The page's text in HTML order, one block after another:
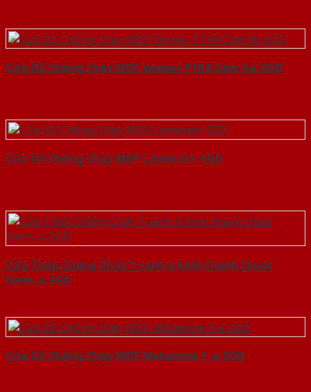
Cửa Gỗ Chống Cháy MDF Veneer P1R4 Căm Xe-SGD
Cửa Gỗ Chống Cháy MDF Laminate-SGD
Cửa Thép Chống Cháy 1 canh o kinh thanh thoat
hiem-a-SGD
Cửa Gỗ Chống Cháy MDF Melamine 1-a-SGD